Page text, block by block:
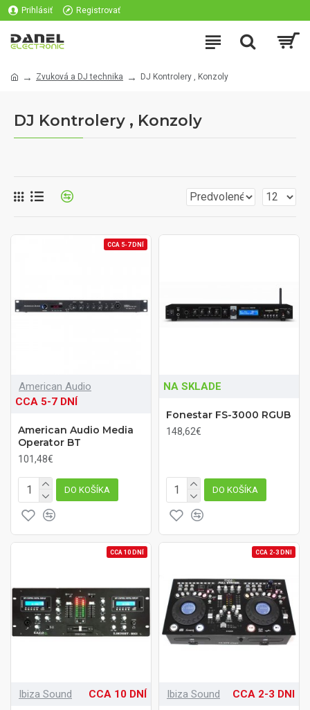
Prihlásiť Registrovať
Zvuková a DJ technika DJ Kontrolery , Konzoly
DJ Kontrolery , Konzoly
CCA 5-7 DNÍ
American Audio
CCA 5-7 DNÍ
American Audio Media
Operator BT
101,48€
DO KOŠÍKA
NA SKLADE
Fonestar FS-3000 RGUB
148,62€
DO KOŠÍKA
CCA 10 DNÍ
Ibiza Sound CCA 10 DNÍ
CCA 2-3 DNI
Ibiza Sound CCA 2-3 DNI